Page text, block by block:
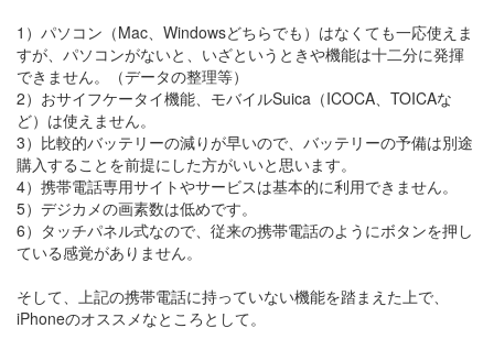
1）パソコン（Mac、Windowsどちらでも）はなくても一応使えま
すが、パソコンがないと、いざというときや機能は十二分に発揮
できません。（データの整理等）
2）おサイフケータイ機能、モバイルSuica（ICOCA、TOICAな
ど）は使えません。
3）比較的バッテリーの減りが早いので、バッテリーの予備は別途
購入することを前提にした方がいいと思います。
4）携帯電話専用サイトやサービスは基本的に利用できません。
5）デジカメの画素数は低めです。
6）タッチパネル式なので、従来の携帯電話のようにボタンを押し
ている感覚がありません。
そして、上記の携帯電話に持っていない機能を踏まえた上で、
iPhoneのオススメなところとして。